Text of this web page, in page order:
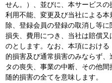
せん。）、並びに、本サービスの
利用不能、変更及び当社による
除、登録会員の登録の取消し等に
損失、費用につき、当社は賠償
のとします。なお、本項におけ
的損害及び通常損害のみならず
タの喪失、事業の中断、その他
随的損害の全てを意味します。